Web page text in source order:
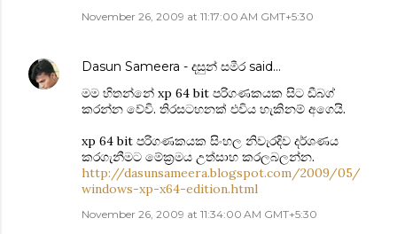
November 26, 2009 at 11:17:00 AM GMT+5:30
Dasun Sameera - දසුන් සමීර said…
මම හිතන්නේ xp 64 bit පරිගණකයක සිට ඩීබග්
කරන්න වේවි. තිරසටහනක් එවිය හැකිනම් අගෙයි.
xp 64 bit පරිගණකයක සිංහල නිවැරදිව දර්ශණය
කරගැනීමට මේක්‍රමය උත්සාහ කරලබලන්න.
http://dasunsameera.blogspot.com/2009/05/
windows-xp-x64-edition.html
November 26, 2009 at 11:34:00 AM GMT+5:30